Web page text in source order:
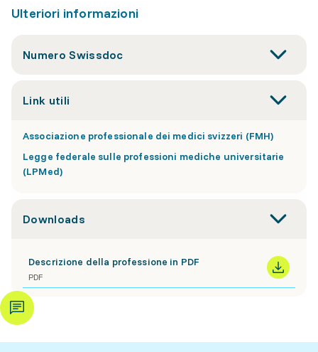
Ulteriori informazioni
Numero Swissdoc
Link utili
Associazione professionale dei medici svizzeri (FMH)
Legge federale sulle professioni mediche universitarie
(LPMed)
Downloads
Descrizione della professione in PDF
PDF